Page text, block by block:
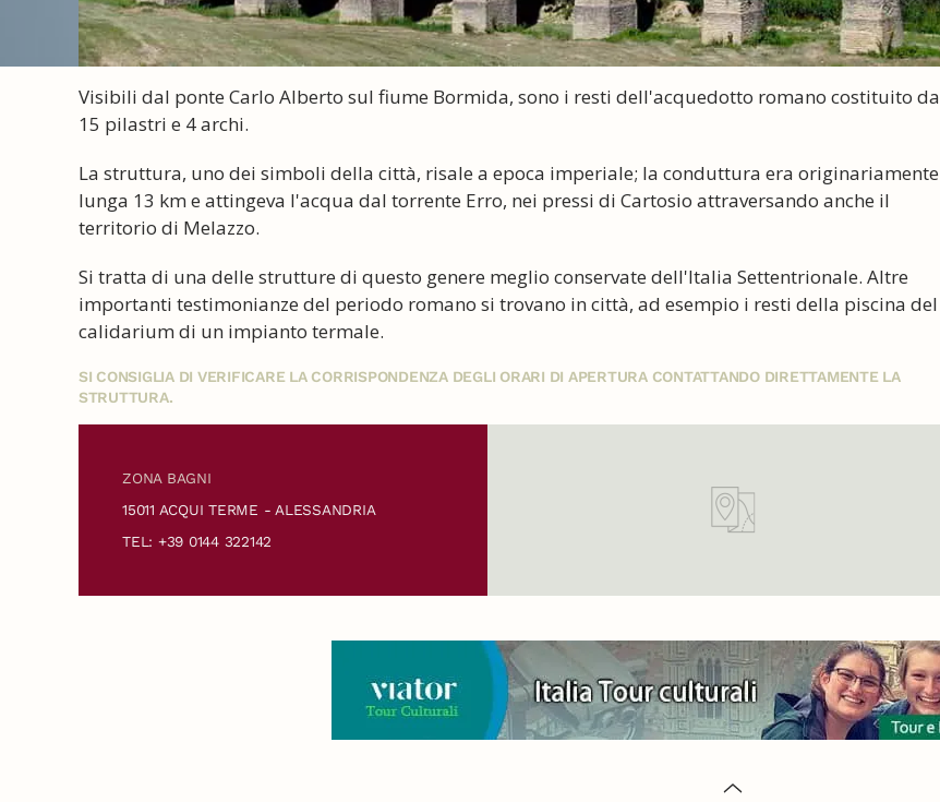
Visibili dal ponte Carlo Alberto sul fiume Bormida, sono i resti dell'acquedotto romano costituito da
15 pilastri e 4 archi.
La struttura, uno dei simboli della città, risale a epoca imperiale; la conduttura era originariamente
lunga 13 km e attingeva l'acqua dal torrente Erro, nei pressi di Cartosio attraversando anche il
territorio di Melazzo.
Si tratta di una delle strutture di questo genere meglio conservate dell'Italia Settentrionale. Altre
importanti testimonianze del periodo romano si trovano in città, ad esempio i resti della piscina del
calidarium di un impianto termale.
SI CONSIGLIA DI VERIFICARE LA CORRISPONDENZA DEGLI ORARI DI APERTURA CONTATTANDO DIRETTAMENTE LA
STRUTTURA.
ZONA BAGNI
15011 ACQUI TERME - ALESSANDRIA
TEL: +39 0144 322142